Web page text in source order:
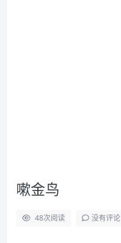
嗽金鸟
48次阅读 没有评论